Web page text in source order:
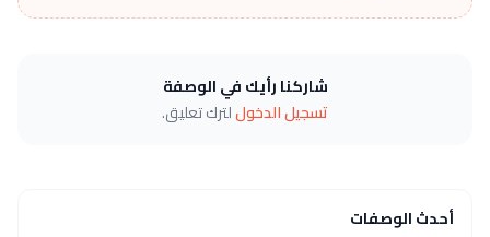
شاركنا رأيك في الوصفة
تسجيل الدخوللترك تعليق.
أحدث الوصفات